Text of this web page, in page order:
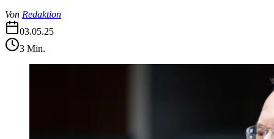
Von Redaktion
03.05.25
3 Min.